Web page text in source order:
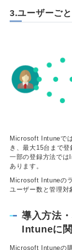
3.ユーザーご
Microsoft Intuneで
き、最大15台まで
一部の登録方法では
あります。
Microsoft Intuneの
ユーザー数と管理対
導入方法
Intuneに
Microsoft Intuneの